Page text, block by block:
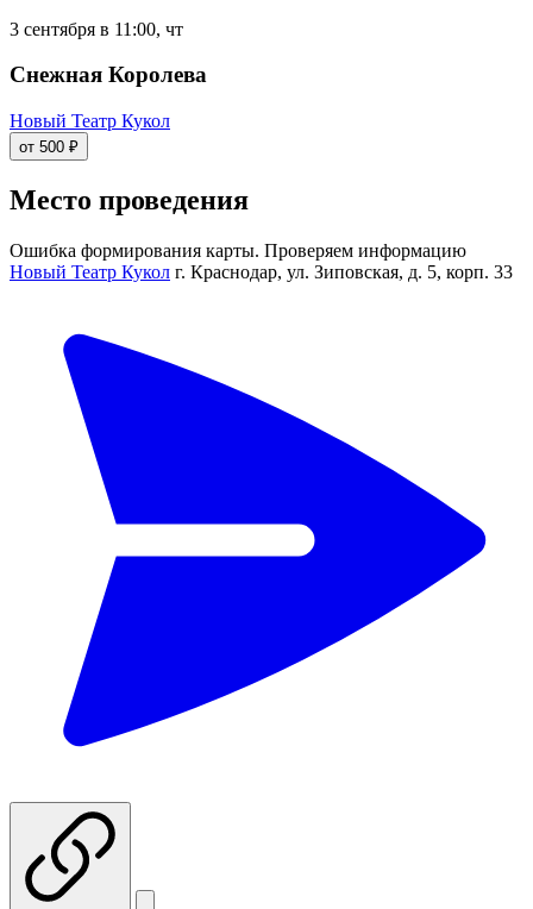
3 сентября в 11:00, чт
Снежная Королева
Новый Театр Кукол
от 500 ₽
Место проведения
Ошибка формирования карты. Проверяем информацию
Новый Театр Кукол г. Краснодар, ул. Зиповская, д. 5, корп. 33